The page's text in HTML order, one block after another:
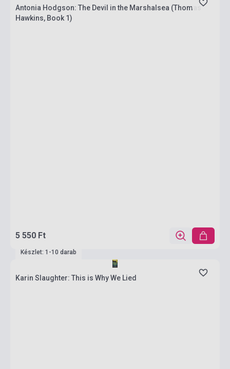
Antonia Hodgson: The Devil in the Marshalsea (Thomas
Hawkins, Book 1)
5 550 Ft
Készlet: 1-10 darab
Karin Slaughter: This is Why We Lied